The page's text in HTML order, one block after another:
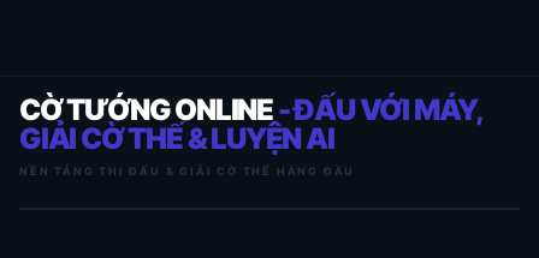
CỜ TƯỚNG ONLINE- ĐẤU VỚI MÁY,
GIẢI CỜ THẾ & LUYỆN AI
NỀN TẢNG THI ĐẤU & GIẢI CỜ THẾ HÀNG ĐẦU